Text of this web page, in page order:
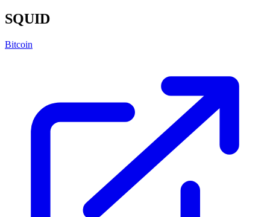
SQUID
Bitcoin